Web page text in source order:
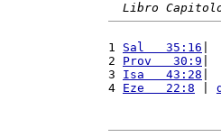
Libro
1 Sal   35:16 |
2 Prov   30:9
3 Isa   43:28 |
4 Eze   22:8